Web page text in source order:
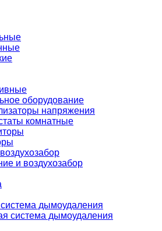
оборудование
напряжения
комнатные
и воздухозабор
дымоудаления
система дымоудаления